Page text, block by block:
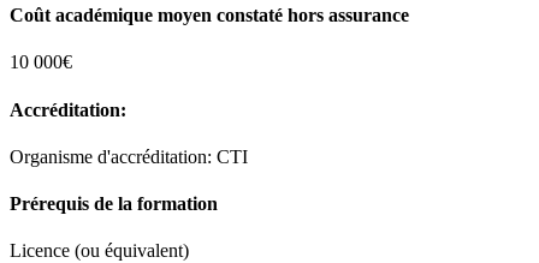
Coût académique moyen constaté hors assurance
10 000€
Accréditation:
Organisme d'accréditation: CTI
Prérequis de la formation
Licence (ou équivalent)